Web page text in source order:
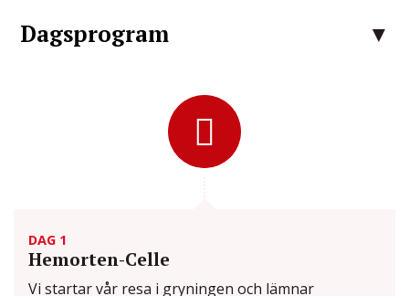
Dagsprogram
DAG 1
Hemorten-Celle
Vi startar vår resa i gryningen och lämnar